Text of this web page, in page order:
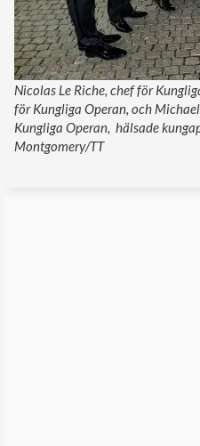
Nicolas Le Riche, chef för
för Kungliga Operan, och
Kungliga Operan, hälsade
Montgomery/TT